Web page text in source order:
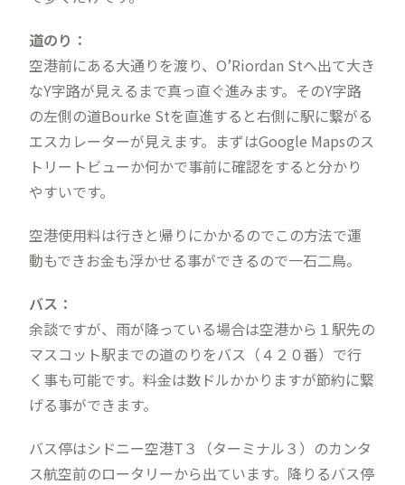
道のり：
空港前にある大通りを渡り、O’Riordan Stへ出て大き
なY字路が見えるまで真っ直ぐ進みます。そのY字路
の左側の道Bourke Stを直進すると右側に駅に繋がる
エスカレーターが見えます。まずはGoogle Mapsのス
トリートビューか何かで事前に確認をすると分かり
やすいです。
空港使用料は行きと帰りにかかるのでこの方法で運
動もできお金も浮かせる事ができるので一石二鳥。
バス：
余談ですが、雨が降っている場合は空港から１駅先の
マスコット駅までの道のりをバス（４２０番）で行
く事も可能です。料金は数ドルかかりますが節約に繋
げる事ができます。
バス停はシドニー空港T３（ターミナル３）のカンタ
ス航空前のロータリーから出ています。降りるバス停